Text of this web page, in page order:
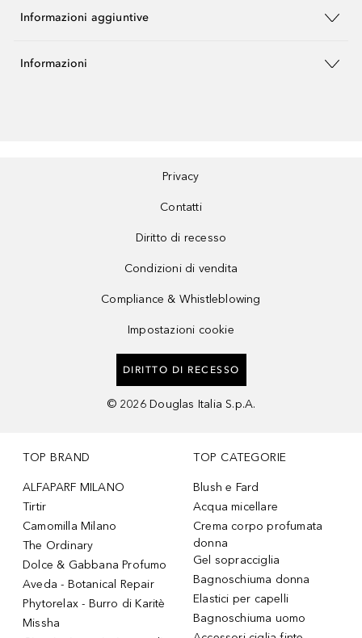
Informazioni aggiuntive
Informazioni
Privacy
Contatti
Diritto di recesso
Condizioni di vendita
Compliance & Whistleblowing
Impostazioni cookie
DIRITTO DI RECESSO
© 2026 Douglas Italia S.p.A.
TOP BRAND
ALFAPARF MILANO
Tirtir
Camomilla Milano
The Ordinary
Dolce & Gabbana Profumo
Aveda - Botanical Repair
Phytorelax - Burro di Karitè
Missha
TOP CATEGORIE
Blush e Fard
Acqua micellare
Crema corpo profumata
donna
Gel sopracciglia
Bagnoschiuma donna
Elastici per capelli
Bagnoschiuma uomo